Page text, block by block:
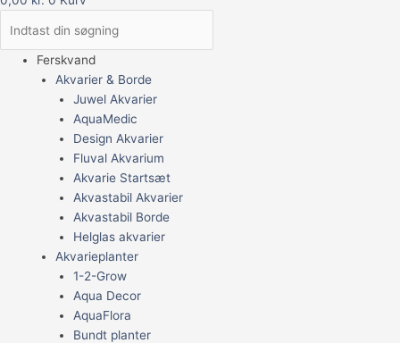
Ferskvand
Akvarier & Borde
Juwel Akvarier
AquaMedic
Design Akvarier
Fluval Akvarium
Akvarie Startsæt
Akvastabil Akvarier
Akvastabil Borde
Helglas akvarier
Akvarieplanter
1-2-Grow
Aqua Decor
AquaFlora
Bundt planter